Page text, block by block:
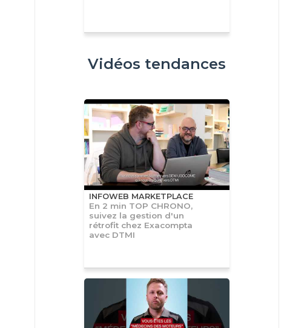
Vidéos tendances
INFOWEB MARKETPLACE
En 2 min TOP CHRONO,
suivez la gestion d'un
rétrofit chez Exacompta
avec DTMI